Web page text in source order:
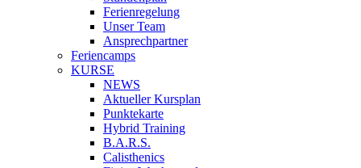
Ferienregelung
Unser Team
Ansprechpartner
Feriencamps
KURSE
NEWS
Aktueller Kursplan
Punktekarte
Hybrid Training
B.A.R.S.
Calisthenics